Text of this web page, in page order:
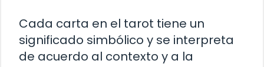
Cada carta en el tarot tiene un
significado simbólico y se interpreta
de acuerdo al contexto y a la